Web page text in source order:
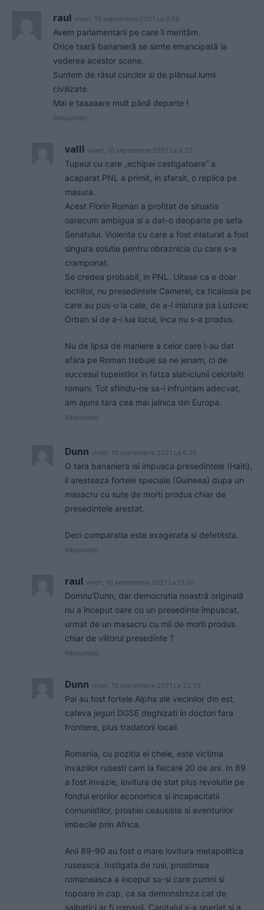
raul vineri, 10 septembrie 2021 La 0.08
Avem parlamentarii pe care îi meritãm.
Orice tsarã bananierã se simte emancipatã la
vederea acestor scene.
Suntem de râsul curcilor si de plânsul lumii
civilizate.
Mai e taaaaare mult pânã departe !
Răspundeți
valll vineri, 10 septembrie 2021 La 9.22
Tupeul cu care „echipei castigatoare” a
acaparat PNL a primit, in sfarsit, o replica pe
masura.
Acest Florin Roman a profitat de situatia
oarecum ambigua si a dat-o deoparte pe sefa
Senatului. Violenta cu care a fost inlaturat a fost
singura solutie pentru obraznicia cu care s-a
cramponat.
Se credea probabil, in PNL. Uitase ca e doar
loctiitor, nu presedintele Camerei, ca ticalosia pe
care au pus-o la cale, de a-l inlatura pa Ludovic
Orban si de a-i lua locul, inca nu s-a produs.
Nu de lipsa de maniere a celor care l-au dat
afara pe Roman trebuie sa ne jenam, ci de
succesul tupeistilor in fatza slabiciunii celorlalti
romani. Tot sfiindu-ne sa-i infruntam adecvat,
am ajuns tara cea mai jalnica din Europa.
Răspundeți
Dunn vineri, 10 septembrie 2021 La 9.26
O tara bananiera isi impusca presedintele (Haiti),
il aresteaza fortele speciale (Guineea) dupa un
masacru cu sute de morti produs chiar de
presedintele arestat.
Deci comparatia este exagerata si defetitsta.
Răspundeți
raul vineri, 10 septembrie 2021 La 21.00
Domnu’Dunn, dar democratia noastrã originalã
nu a început oare cu un presedinte împuscat,
urmat de un masacru cu mii de morti produs
chiar de viitorul presedinte ?
Răspundeți
Dunn vineri, 10 septembrie 2021 La 22.33
Pai au fost fortele Alpha ale vecinilor din est,
cateva jeguri DGSE deghizati in doctori fara
frontiere, plus tradatorii locali.
Romania, cu pozitia ei cheie, este victima
invaziilor rusesti cam la fiecare 20 de ani. In 89
a fost invazie, lovitura de stat plus revolutie pe
fondul erorilor economice si incapacitatii
comunistilor, prostiei ceausiste si aventurilor
imbecile prin Africa.
Anii 89-90 au fost o mare lovitura metapolitica
ruseasca. Instigata de rusi, prostimea
romaneasca a inceput sa-si care pumni si
topoare in cap, ca sa demonstreza cat de
salbatici ar fi romanii. Capitalul s-a speriat si a